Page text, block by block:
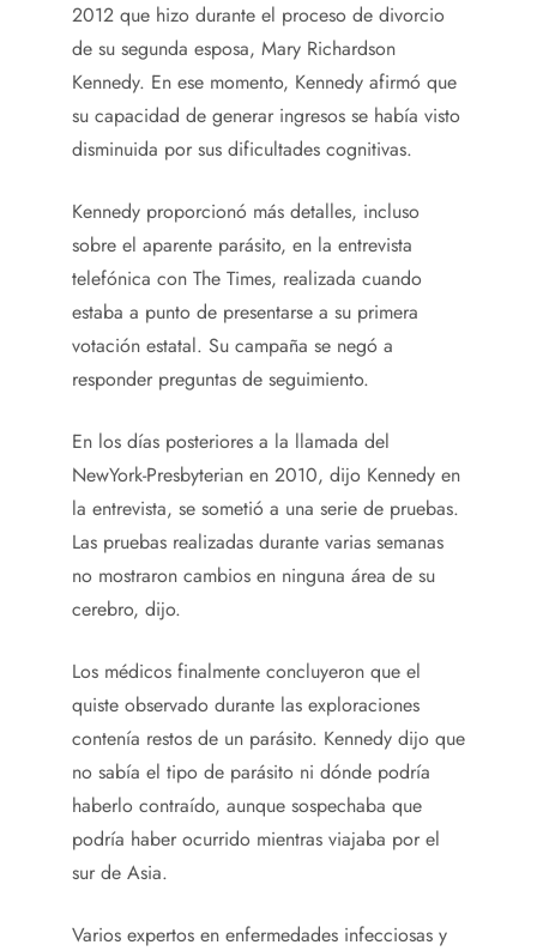
2012 que hizo durante el proceso de divorcio
de su segunda esposa, Mary Richardson
Kennedy. En ese momento, Kennedy afirmó que
su capacidad de generar ingresos se había visto
disminuida por sus dificultades cognitivas.
Kennedy proporcionó más detalles, incluso
sobre el aparente parásito, en la entrevista
telefónica con The Times, realizada cuando
estaba a punto de presentarse a su primera
votación estatal. Su campaña se negó a
responder preguntas de seguimiento.
En los días posteriores a la llamada del
NewYork-Presbyterian en 2010, dijo Kennedy en
la entrevista, se sometió a una serie de pruebas.
Las pruebas realizadas durante varias semanas
no mostraron cambios en ninguna área de su
cerebro, dijo.
Los médicos finalmente concluyeron que el
quiste observado durante las exploraciones
contenía restos de un parásito. Kennedy dijo que
no sabía el tipo de parásito ni dónde podría
haberlo contraído, aunque sospechaba que
podría haber ocurrido mientras viajaba por el
sur de Asia.
Varios expertos en enfermedades infecciosas y